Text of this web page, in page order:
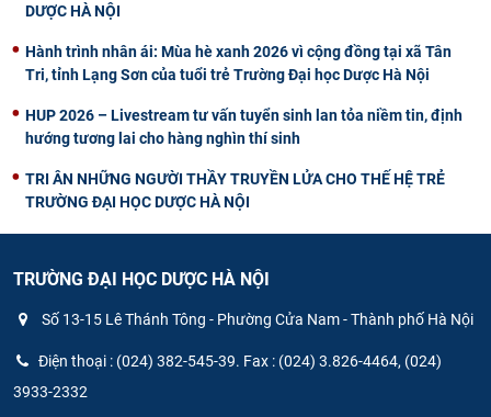
DƯỢC HÀ NỘI
Hành trình nhân ái: Mùa hè xanh 2026 vì cộng đồng tại xã Tân
Tri, tỉnh Lạng Sơn của tuổi trẻ Trường Đại học Dược Hà Nội
HUP 2026 – Livestream tư vấn tuyển sinh lan tỏa niềm tin, định
hướng tương lai cho hàng nghìn thí sinh
TRI ÂN NHỮNG NGƯỜI THẦY TRUYỀN LỬA CHO THẾ HỆ TRẺ
TRƯỜNG ĐẠI HỌC DƯỢC HÀ NỘI
TRƯỜNG ĐẠI HỌC DƯỢC HÀ NỘI
Số 13-15 Lê Thánh Tông - Phường Cửa Nam - Thành phố Hà Nội
Điện thoại : (024) 382-545-39. Fax : (024) 3.826-4464, (024)
3933-2332